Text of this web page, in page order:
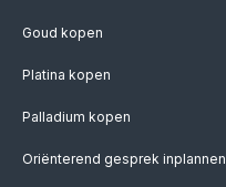
Goud kopen
Platina kopen
Palladium kopen
Oriënterend gesprek inplannen